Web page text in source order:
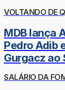
VOLTANDO DE
MDB lança
Pedro Adib
Gurgacz ao
SALÁRIO DA